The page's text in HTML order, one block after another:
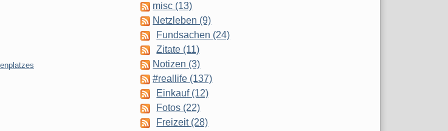
misc (13)
Netzleben (9)
Fundsachen (24)
Zitate (11)
Notizen (3)
#reallife (137)
Einkauf (12)
Fotos (22)
Freizeit (28)